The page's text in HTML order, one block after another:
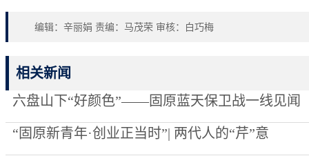
编辑：辛丽娟 责编：马茂荣 审核：白巧梅
相关新闻
六盘山下“好颜色”——固原蓝天保卫战一线见闻
“固原新青年·创业正当时”| 两代人的“芹”意